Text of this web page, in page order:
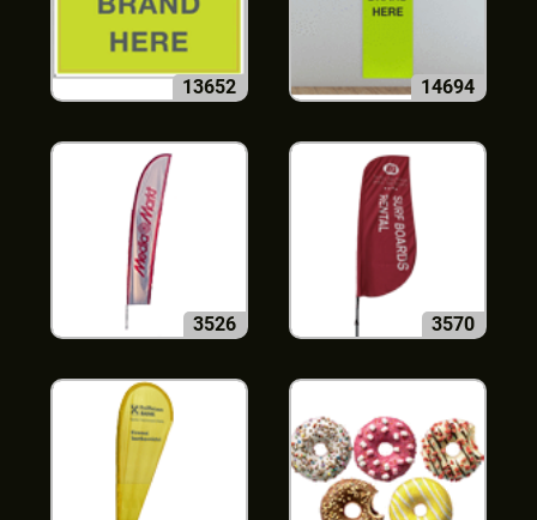
13652 14694
3526 3570